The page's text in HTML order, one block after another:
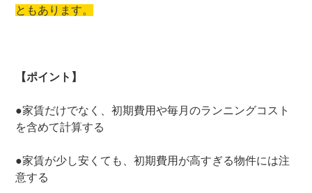
ともあります。
【ポイント】
●家賃だけでなく、初期費用や毎月のランニングコスト
を含めて計算する
●家賃が少し安くても、初期費用が高すぎる物件には注
意する